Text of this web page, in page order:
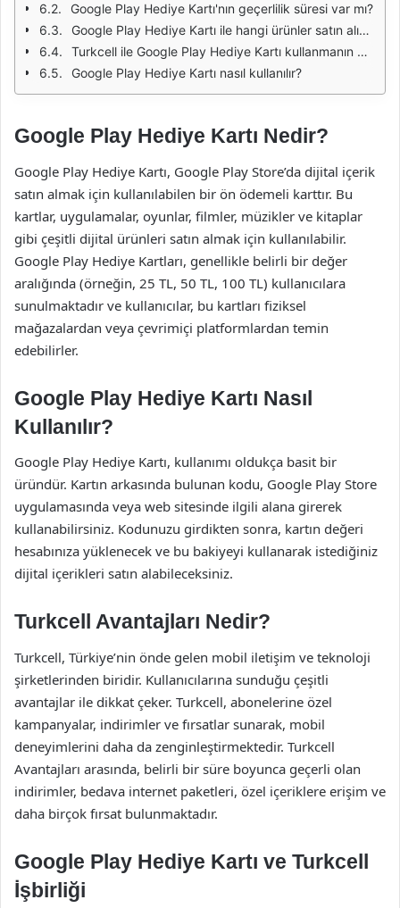
Google Play Hediye Kartı'nın geçerlilik süresi var mı?
Google Play Hediye Kartı ile hangi ürünler satın alınabilir?
Turkcell ile Google Play Hediye Kartı kullanmanın avantajları nelerdir?
Google Play Hediye Kartı nasıl kullanılır?
Google Play Hediye Kartı Nedir?
Google Play Hediye Kartı, Google Play Store’da dijital içerik
satın almak için kullanılabilen bir ön ödemeli karttır. Bu
kartlar, uygulamalar, oyunlar, filmler, müzikler ve kitaplar
gibi çeşitli dijital ürünleri satın almak için kullanılabilir.
Google Play Hediye Kartları, genellikle belirli bir değer
aralığında (örneğin, 25 TL, 50 TL, 100 TL) kullanıcılara
sunulmaktadır ve kullanıcılar, bu kartları fiziksel
mağazalardan veya çevrimiçi platformlardan temin
edebilirler.
Google Play Hediye Kartı Nasıl
Kullanılır?
Google Play Hediye Kartı, kullanımı oldukça basit bir
üründür. Kartın arkasında bulunan kodu, Google Play Store
uygulamasında veya web sitesinde ilgili alana girerek
kullanabilirsiniz. Kodunuzu girdikten sonra, kartın değeri
hesabınıza yüklenecek ve bu bakiyeyi kullanarak istediğiniz
dijital içerikleri satın alabileceksiniz.
Turkcell Avantajları Nedir?
Turkcell, Türkiye’nin önde gelen mobil iletişim ve teknoloji
şirketlerinden biridir. Kullanıcılarına sunduğu çeşitli
avantajlar ile dikkat çeker. Turkcell, abonelerine özel
kampanyalar, indirimler ve fırsatlar sunarak, mobil
deneyimlerini daha da zenginleştirmektedir. Turkcell
Avantajları arasında, belirli bir süre boyunca geçerli olan
indirimler, bedava internet paketleri, özel içeriklere erişim ve
daha birçok fırsat bulunmaktadır.
Google Play Hediye Kartı ve Turkcell
İşbirliği